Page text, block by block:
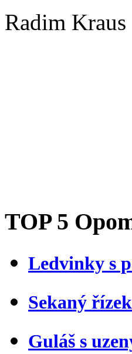
Radim Kraus
TOP 5
Ledvinky s
Sekaný řízek
Guláš s